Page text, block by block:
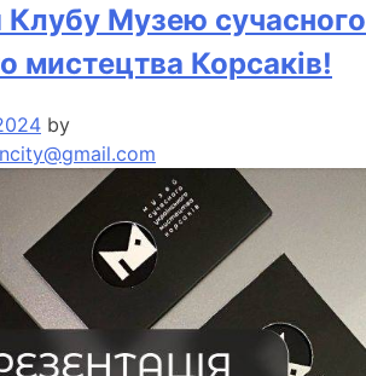
Клубу Музею сучасного
мистецтва Корсаків!
by